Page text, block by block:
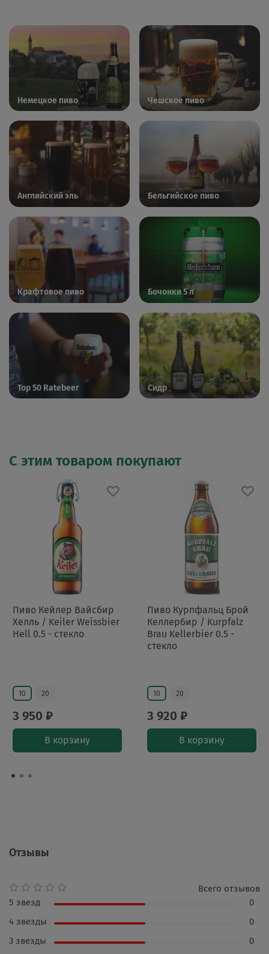
Немецкое пиво Чешское пиво
Английский эль Бельгийское пиво
Крафтовое пиво Бочонки 5 л
Top 50 Ratebeer Сидр
С этим товаром покупают
Пиво Кейлер Вайсбир
Хелль / Keiler Weissbier
Hell 0.5 - стекло
10 20
3 950 ₽
В корзину
Пиво Курпфальц Брой
Келлербир / Kurpfalz
Brau Kellerbier 0.5 -
стекло
10 20
3 920 ₽
В корзину
Отзывы
Всего отзывов
5 звезд
0
4 звезды
0
3 звезды
0